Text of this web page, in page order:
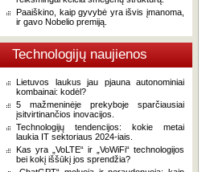
Paaiškino, kaip gyvybė yra išvis įmanoma,
ir gavo Nobelio premiją.
Technologijų naujienos
Lietuvos laukus jau pjauna autonominiai
kombainai: kodėl?
5 mažmeninėje prekyboje sparčiausiai
įsitvirtinančios inovacijos.
Technologijų tendencijos: kokie metai
laukia IT sektoriaus 2024-iais.
Kas yra „VoLTE“ ir „VoWiFi“ technologijos
bei kokį iššūkį jos sprendžia?